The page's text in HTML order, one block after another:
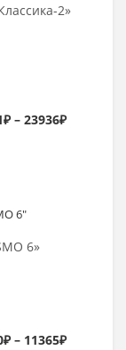
2»
– 23936₽
6»
– 11365₽